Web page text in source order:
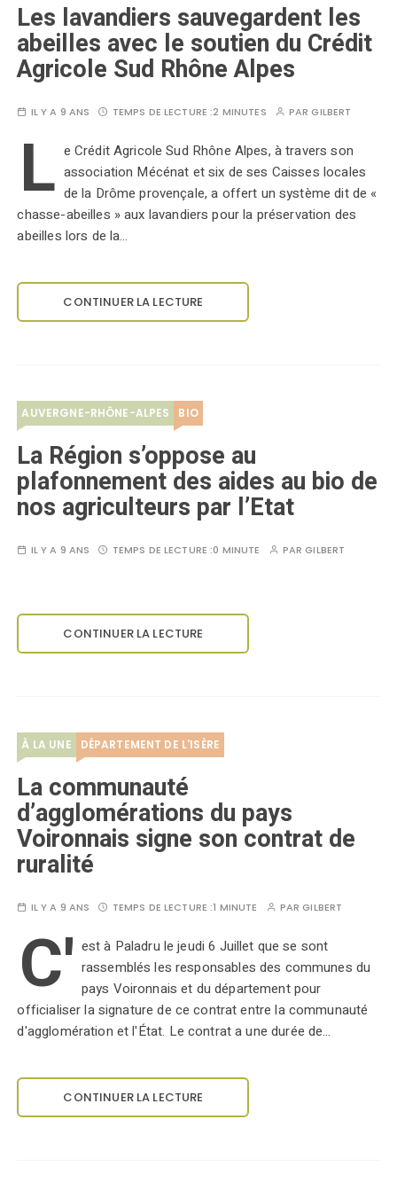
Les lavandiers sauvegardent les
abeilles avec le soutien du Crédit
Agricole Sud Rhône Alpes
IL Y A 9 ANS TEMPS DE LECTURE :2 MINUTES PARGILBERT
L e Crédit Agricole Sud Rhône Alpes, à travers son
association Mécénat et six de ses Caisses locales
de la Drôme provençale, a offert un système dit de «
chasse-abeilles » aux lavandiers pour la préservation des
abeilles lors de la…
CONTINUER LA LECTURE
AUVERGNE-RHÔNE-ALPES BIO
La Région s’oppose au
plafonnement des aides au bio de
nos agriculteurs par l’Etat
IL Y A 9 ANS TEMPS DE LECTURE :0 MINUTE PARGILBERT
CONTINUER LA LECTURE
À LA UNE DÉPARTEMENT DE L'ISÈRE
La communauté
d’agglomérations du pays
Voironnais signe son contrat de
ruralité
IL Y A 9 ANS TEMPS DE LECTURE :1 MINUTE PARGILBERT
C' est à Paladru le jeudi 6 Juillet que se sont
rassemblés les responsables des communes du
pays Voironnais et du département pour
officialiser la signature de ce contrat entre la communauté
d'agglomération et l'État. Le contrat a une durée de…
CONTINUER LA LECTURE